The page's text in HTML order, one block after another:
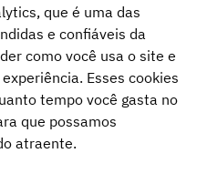
que é uma das
e confiáveis ​​da
como você usa o site e
Esses cookies
tempo você gasta no
que possamos
atraente.